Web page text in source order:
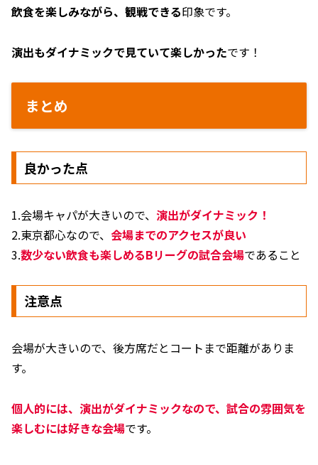
飲食を楽しみながら、観戦できる印象です。
演出もダイナミックで見ていて楽しかったです！
まとめ
良かった点
1.会場キャパが大きいので、 演出がダイナミック！
2.東京都心なので、 会場までのアクセスが良い
3.数少ない飲食も楽しめるBリーグの試合会場であること
注意点
会場が大きいので、後方席だとコートまで距離がありま
す。
個人的には、演出がダイナミックなので、試合の雰囲気を
楽しむには好きな会場です。